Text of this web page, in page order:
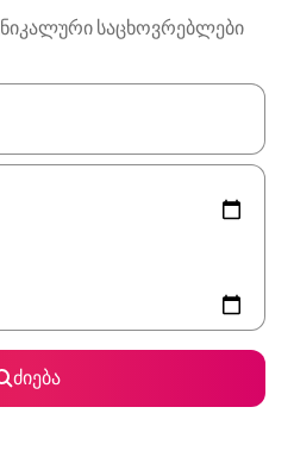
საცხოვრებლები
გახდება, ნავიგაციისთვის
ძიება